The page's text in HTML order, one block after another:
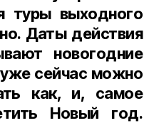
туры выходного
Даты действия
новогодние
сейчас можно
как, и, самое
Новый год.